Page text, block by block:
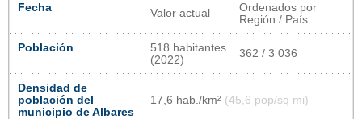
Fecha Valor actual
Ordenados por
Región / País
Población
518 habitantes
(2022)
362 / 3 036
Densidad de
población del
municipio de Albares
17,6 hab./km² (45,6 pop/sq mi)